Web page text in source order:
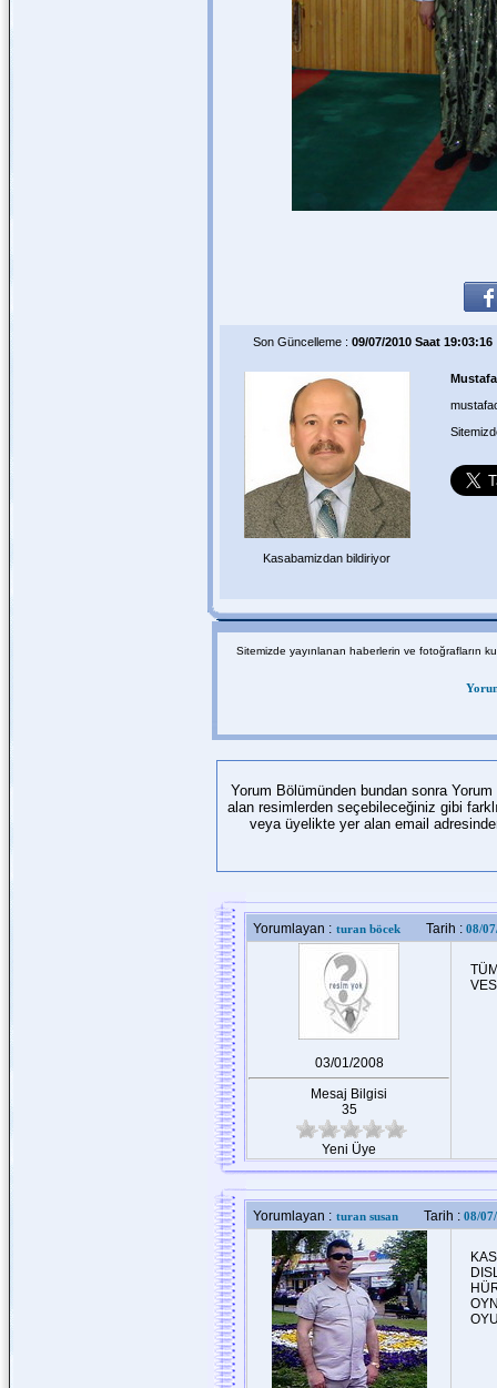
Son Güncelleme : 09/07/2010 Saat 19:03:16
Kasabamizdan bildiriyor
Sitemizde yayınlanan haberlerin ve fotoğrafların
Yorum Bölümünden bundan sonra
alan resimlerden seçebileceğiniz gibi
veya üyelikte yer alan email
Yorumlayan : turan böcek Tarih : 08/
03/01/2008
Mesaj Bilgisi
35
Yeni Üye
Yorumlayan : turan susan Tarih : 08/